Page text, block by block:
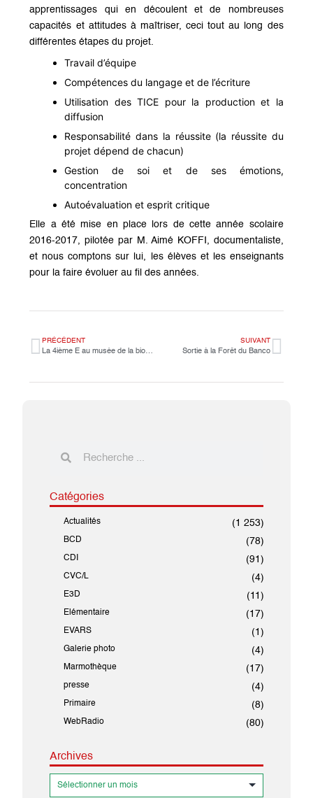
apprentissages qui en découlent et de nombreuses
capacités et attitudes à maîtriser, ceci tout au long des
différentes étapes du projet.
Travail d’équipe
Compétences du langage et de l’écriture
Utilisation des TICE pour la production et la
diffusion
Responsabilité dans la réussite (la réussite du
projet dépend de chacun)
Gestion de soi et de ses émotions,
concentration
Autoévaluation et esprit critique
Elle a été mise en place lors de cette année scolaire
2016-2017, pilotée par M. Aimé KOFFI, documentaliste,
et nous comptons sur lui, les élèves et les enseignants
pour la faire évoluer au fil des années.
PRÉCÉDENT
La 4ième E au musée de la biodiversité
SUIVANT
Sortie à la Forêt du Banco
Catégories
Actualités (1 253)
BCD (78)
CDI (91)
CVC/L (4)
E3D (11)
Elémentaire (17)
EVARS (1)
Galerie photo (4)
Marmothèque (17)
presse (4)
Primaire (8)
WebRadio (80)
Archives